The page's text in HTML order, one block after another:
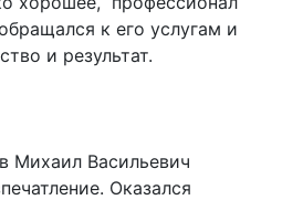
к его услугам и
и результат.
Михаил Васильевич
Оказался